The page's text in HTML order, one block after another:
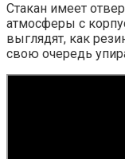
Стакан имеет
атмосферы с
выглядят, как
свою очередь